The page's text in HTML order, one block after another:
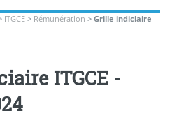
ITGCE> Rémunération > Grille indiciaire
ITGCE -